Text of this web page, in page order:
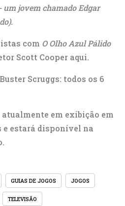
um jovem chamado Edgar
com O Olho Azul Pálido
Scott Cooper aqui.
Scruggs: todos os 6
atualmente em exibição em
e estará disponível na
GUIAS DE JOGOS JOGOS
TELEVISÃO